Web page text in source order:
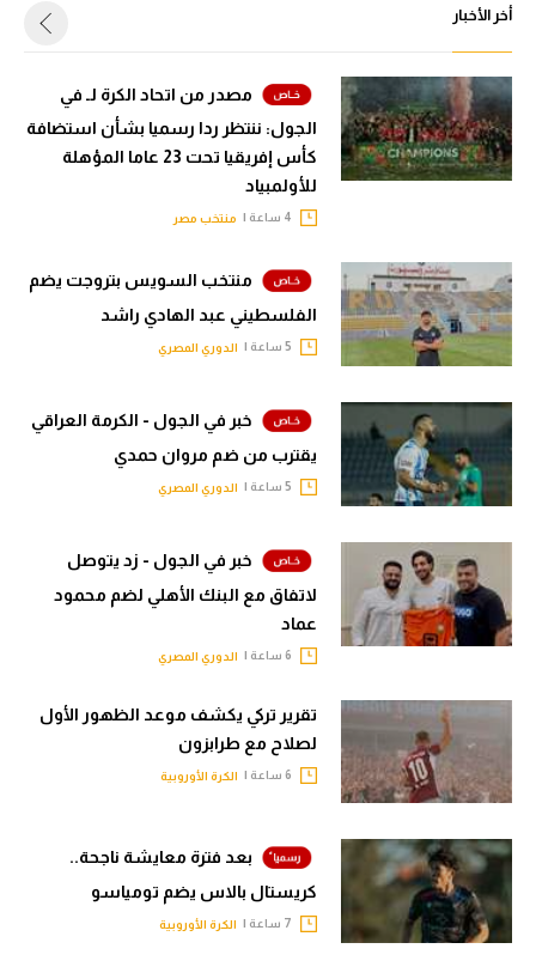
أخر الأخبار
مصدر من اتحاد الكرة لـ في
الجول: ننتظر ردا رسميا بشأن استضافة
كأس إفريقيا تحت 23 عاما المؤهلة
للأولمبياد
منتخب مصر
منتخب السويس بتروجت يضم
الفلسطيني عبد الهادي راشد
الدوري المصري
خبر في الجول - الكرمة العراقي
يقترب من ضم مروان حمدي
الدوري المصري
خبر في الجول - زد يتوصل
لاتفاق مع البنك الأهلي لضم محمود
عماد
الدوري المصري
تقرير تركي يكشف موعد الظهور الأول
لصلاح مع طرابزون
الكرة الأوروبية
بعد فترة معايشة ناجحة..
كريستال بالاس يضم تومياسو
الكرة الأوروبية